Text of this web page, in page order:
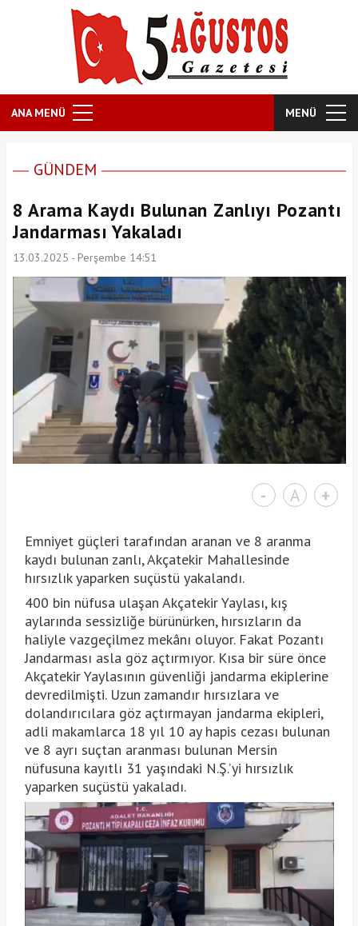
ANA MENÜ MENÜ
GÜNDEM
8 Arama Kaydı Bulunan Zanlıyı Pozantı
Jandarması Yakaladı
13.03.2025 - Perşembe 14:51
- A +
Emniyet güçleri tarafından aranan ve 8 aranma
kaydı bulunan zanlı, Akçatekir Mahallesinde
hırsızlık yaparken suçüstü yakalandı.
400 bin nüfusa ulaşan Akçatekir Yaylası, kış
aylarında sessizliğe bürünürken, hırsızların da
haliyle vazgeçilmez mekânı oluyor. Fakat Pozantı
Jandarması asla göz açtırmıyor. Kısa bir süre önce
Akçatekir Yaylasının güvenliği jandarma ekiplerine
devredilmişti. Uzun zamandır hırsızlara ve
dolandırıcılara göz açtırmayan jandarma ekipleri,
adli makamlarca 18 yıl 10 ay hapis cezası bulunan
ve 8 ayrı suçtan aranması bulunan Mersin
nüfusuna kayıtlı 31 yaşındaki N.Ş.’yi hırsızlık
yaparken suçüstü yakaladı.